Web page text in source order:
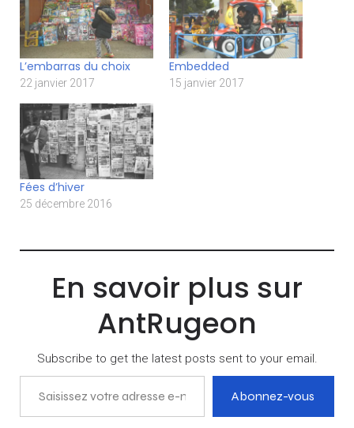
L’embarras du choix
22 janvier 2017
Embedded
15 janvier 2017
Fées d’hiver
25 décembre 2016
En savoir plus sur
AntRugeon
Subscribe to get the latest posts sent to your email.
Saisissez votre adresse e-mail…
Abonnez-vous